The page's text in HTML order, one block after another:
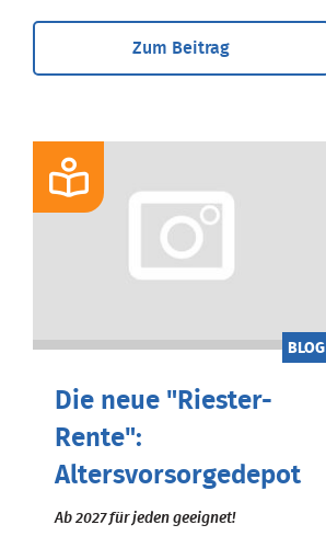
Zum Beitrag
BLOG
Die neue "Riester-
Rente":
Altersvorsorgedepot
Ab 2027 für jeden geeignet!